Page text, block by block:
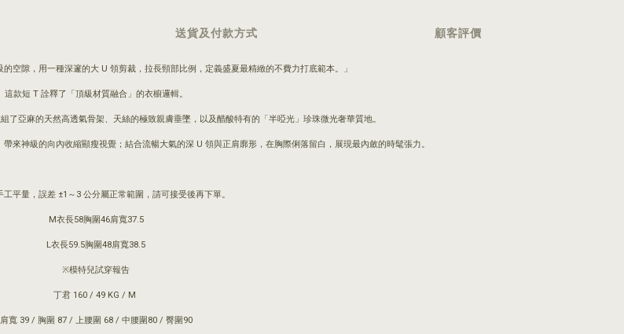
送貨及付款方式 顧客評價
的空隙，用一種深邃的大 U 領剪裁，拉長頸部比例，定義盛夏最精緻的不費力打底範本。」
這款短 T 詮釋了「頂級材質融合」的衣櫥邏輯。
了亞麻的天然高透氣骨架、天絲的極致親膚垂墜，以及醋酸特有的「半啞光」珍珠微光奢華質地。
來神級的向內收縮顯瘦視覺；結合流暢大氣的深 U 領與正肩廓形，在胸際俐落留白，展現最內斂的時髦張力。
平量，誤差 ±1～3 公分屬正常範圍，請可接受後再下單。
M衣長58胸圍46肩寬37.5
L衣長59.5胸圍48肩寬38.5
※模特兒試穿報告
丁君 160 / 49 KG / M
肩寬 39 / 胸圍 87 / 上腰圍 68 / 中腰圍80 / 臀圍90